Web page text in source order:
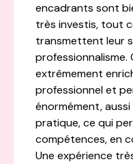
encadrants sont
très investis, tout
transmettent leur
extrêmement
professionnel et
énormément,
pratique, ce qui
compétences, en
Une expérience